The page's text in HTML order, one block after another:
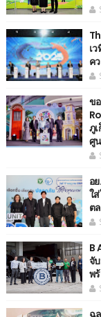
เ
ค
ข
ภู
ศู
อ
ใ
ต
B
จั
พ
ฉ